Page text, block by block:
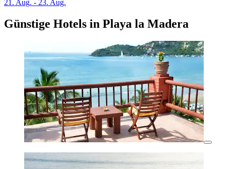
21. Aug. - 23. Aug.
Günstige Hotels in Playa la Madera